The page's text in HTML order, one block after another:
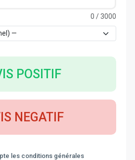
0 / 3000
POSITIF
NEGATIF
les conditions générales